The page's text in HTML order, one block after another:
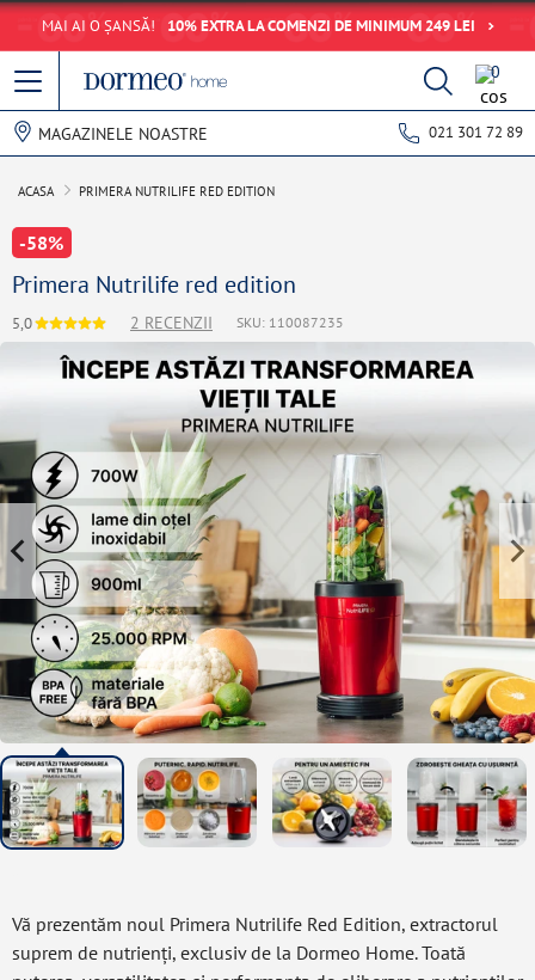
MAI AI O ȘANSĂ! 10% EXTRA LA COMENZI DE MINIMUM 249 LEI
0
MAGAZINELE NOASTRE 021 301 72 89
ACASA PRIMERA NUTRILIFE RED EDITION
-58%
Primera Nutrilife red edition
5,0 2 RECENZII SKU: 110087235
Vă prezentăm noul Primera Nutrilife Red Edition, extractorul
suprem de nutrienți, exclusiv de la Dormeo Home. Toată